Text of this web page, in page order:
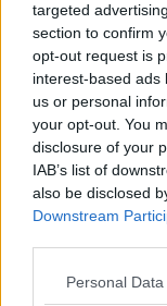
targeted
section to confirm
opt-out request is
interest-based ads
us or personal
your opt-out. You
disclosure of your
IAB’s list of
also be disclosed
Downstream
Please note that
Personal
Test:
Toyota
(2022)
NYBILSTEST 11 maj
markfrigång på
crossover-
0 kommentarer